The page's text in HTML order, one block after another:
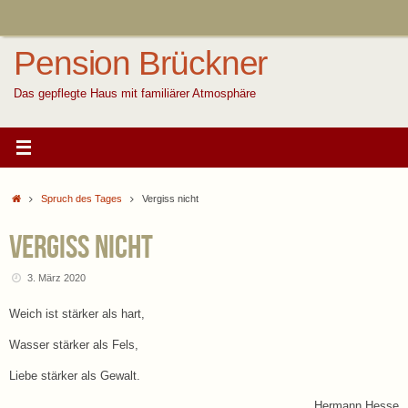
Pension Brückner
Das gepflegte Haus mit familiärer Atmosphäre
StartSpruch des Tages Vergiss nicht
Vergiss nicht
3. März 2020
Weich ist stärker als hart,
Wasser stärker als Fels,
Liebe stärker als Gewalt.